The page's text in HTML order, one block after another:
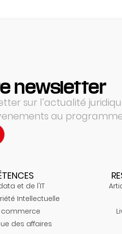
newsletter
sur l’actualité
au
et de l'IT
Intellectuelle
commerce
des affaires